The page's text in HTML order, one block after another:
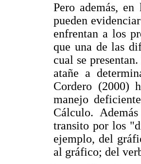
Pero además,
pueden
enfrentan a los
que una de las
cual se
atañe a
Cordero (2000)
manejo
Cálculo.
transito por los
ejemplo, del
al gráfico; del